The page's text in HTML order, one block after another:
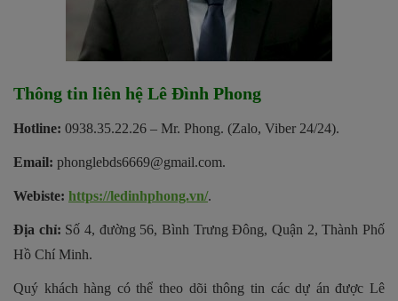
Thông tin liên hệ Lê Đình Phong
Hotline: 0938.35.22.26 – Mr. Phong. (Zalo, Viber 24/24).
Email: phonglebds6669@gmail.com.
Webiste: https://ledinhphong.vn/.
Địa chỉ: Số 4, đường 56, Bình Trưng Đông, Quận 2, Thành Phố
Hồ Chí Minh.
Quý khách hàng có thể theo dõi thông tin các dự án được Lê